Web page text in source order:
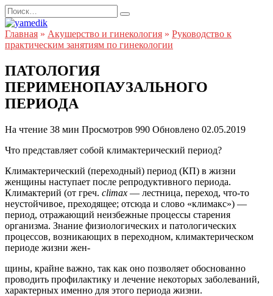
Перейти
к
содержанию
Search
for:
Главная » Акушерство и гинекология » Руководство к
практическим занятиям по гинекологии
ПАТОЛОГИЯ
ПЕРИМЕНОПАУЗАЛЬНОГО
ПЕРИОДА
На чтение 38 мин Просмотров 990 Обновлено 02.05.2019
Что представляет собой климактерический период?
Климактерический (переходный) период (КП) в жизни
женщины наступает после репродуктивного периода.
Климактерий (от греч. climax — лестница, переход, что-то
неустойчивое, преходящее; отсюда и слово «климакс») —
период, отражающий неизбежные процессы старения
организма. Знание физиологических и патологических
процессов, возникающих в переходном, климактерическом
периоде жизни жен-
щины, крайне важно, так как оно позволяет обоснованно
проводить профилактику и лечение некоторых заболеваний,
характерных именно для этого периода жизни.